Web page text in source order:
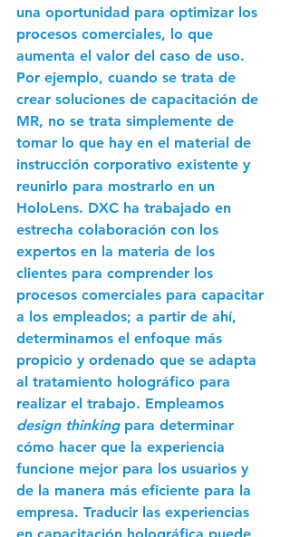
una oportunidad para optimizar los
procesos comerciales, lo que
aumenta el valor del caso de uso.
Por ejemplo, cuando se trata de
crear soluciones de capacitación de
MR, no se trata simplemente de
tomar lo que hay en el material de
instrucción corporativo existente y
reunirlo para mostrarlo en un
HoloLens. DXC ha trabajado en
estrecha colaboración con los
expertos en la materia de los
clientes para comprender los
procesos comerciales para capacitar
a los empleados; a partir de ahí,
determinamos el enfoque más
propicio y ordenado que se adapta
al tratamiento holográfico para
realizar el trabajo. Empleamos
design thinking para determinar
cómo hacer que la experiencia
funcione mejor para los usuarios y
de la manera más eficiente para la
empresa. Traducir las experiencias